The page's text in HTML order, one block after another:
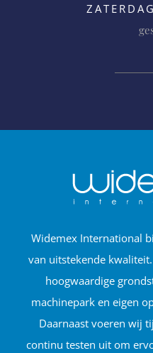
Widemex International
van uitstekende
hoogwaardige
machinepark en eigen
Daarnaast voeren wij
continu testen uit om